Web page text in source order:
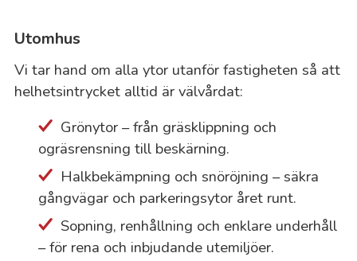
Utomhus
Vi tar hand om alla ytor utanför fastigheten så att
helhetsintrycket alltid är välvårdat:
Grönytor – från gräsklippning och
ogräsrensning till beskärning.
Halkbekämpning och snöröjning – säkra
gångvägar och parkeringsytor året runt.
Sopning, renhållning och enklare underhåll
– för rena och inbjudande utemiljöer.